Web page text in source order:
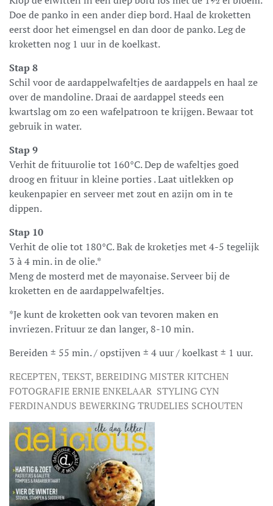
Doe de panko in een ander diep bord. Haal de kroketten
eerst door het eimengsel en dan door de panko. Leg de
kroketten nog 1 uur in de koelkast.
Stap 8
Schil voor de aardappelwafeltjes de aardappels en haal ze
over de mandoline. Draai de aardappel steeds een
kwartslag om zo een wafelpatroon te krijgen. Bewaar tot
gebruik in water.
Stap 9
Verhit de frituurolie tot 160°C. Dep de wafeltjes goed
droog en frituur in kleine porties . Laat uitlekken op
keukenpapier en serveer met zout en azijn om in te
dippen.
Stap 10
Verhit de olie tot 180°C. Bak de kroketjes met 4-5 tegelijk
3 à 4 min. in de olie.*
Meng de mosterd met de mayonaise. Serveer bij de
kroketten en de aardappelwafeltjes.
*Je kunt de kroketten ook van tevoren maken en
invriezen. Frituur ze dan langer, 8-10 min.
Bereiden ± 55 min. / opstijven ± 4 uur / koelkast ± 1 uur.
RECEPTEN, TEKST, BEREIDING MISTER KITCHEN
FOTOGRAFIE ERNIE ENKELAAR STYLING CYN
FERDINANDUS BEWERKING TRUDELIES SCHOUTEN